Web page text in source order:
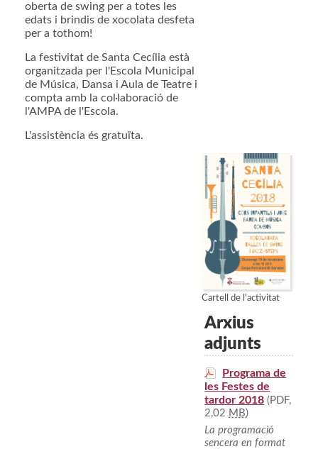
oberta de swing per a totes les
edats i brindis de xocolata desfeta
per a tothom!
La festivitat de Santa Cecília està
organitzada per l'Escola Municipal
de Música, Dansa i Aula de Teatre i
compta amb la col·laboració de
l'AMPA de l'Escola.
L'assistència és gratuïta.
Cartell de l'activitat
Arxius
adjunts
Programa de
les Festes de
tardor 2018 (PDF,
2,02 MB)
La programació
sencera en format